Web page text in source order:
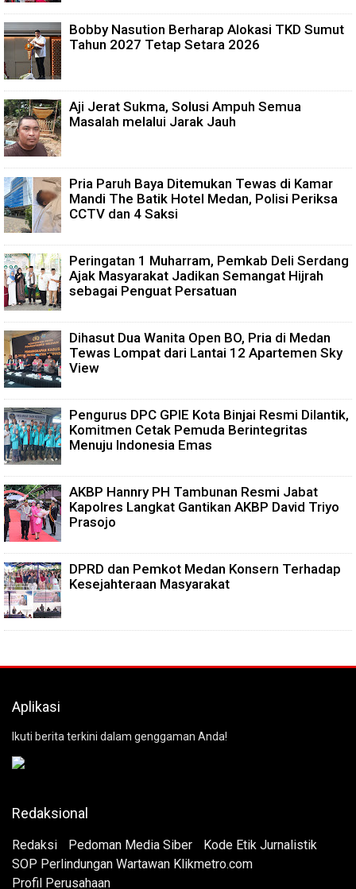
Bobby Nasution Berharap Alokasi TKD Sumut
Tahun 2027 Tetap Setara 2026
Aji Jerat Sukma, Solusi Ampuh Semua
Masalah melalui Jarak Jauh
Pria Paruh Baya Ditemukan Tewas di Kamar
Mandi The Batik Hotel Medan, Polisi Periksa
CCTV dan 4 Saksi
Peringatan 1 Muharram, Pemkab Deli Serdang
Ajak Masyarakat Jadikan Semangat Hijrah
sebagai Penguat Persatuan
Dihasut Dua Wanita Open BO, Pria di Medan
Tewas Lompat dari Lantai 12 Apartemen Sky
View
Pengurus DPC GPIE Kota Binjai Resmi Dilantik,
Komitmen Cetak Pemuda Berintegritas
Menuju Indonesia Emas
AKBP Hannry PH Tambunan Resmi Jabat
Kapolres Langkat Gantikan AKBP David Triyo
Prasojo
DPRD dan Pemkot Medan Konsern Terhadap
Kesejahteraan Masyarakat
Aplikasi
Ikuti berita terkini dalam genggaman Anda!
Redaksional
Redaksi Pedoman Media Siber
Kode Etik Jurnalistik
SOP Perlindungan Wartawan Klikmetro.com
Profil Perusahaan